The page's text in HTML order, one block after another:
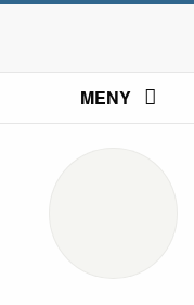
MENY